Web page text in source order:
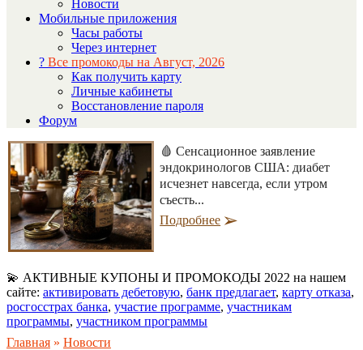
Новости
Мобильные приложения
Часы работы
Через интернет
? Все промокоды на Август, 2026
Как получить карту
Личные кабинеты
Восстановление пароля
Форум
🩸 Сенсационное заявление
эндокринологов США: диабет
исчезнет навсегда, если утром
съесть...
Подробнее
💫 АКТИВНЫЕ КУПОНЫ И ПРОМОКОДЫ 2022 на нашем
сайте: активировать дебетовую, банк предлагает, карту отказа,
росгосстрах банка, участие программе, участникам
программы, участником программы
Главная » Новости